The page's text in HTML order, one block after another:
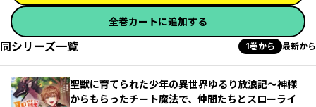
全巻カートに追加する
同シリーズ一覧 1巻から 最新から
聖獣に育てられた少年の異世界ゆるり放浪記～神様
からもらったチート魔法で、仲間たちとスローライ